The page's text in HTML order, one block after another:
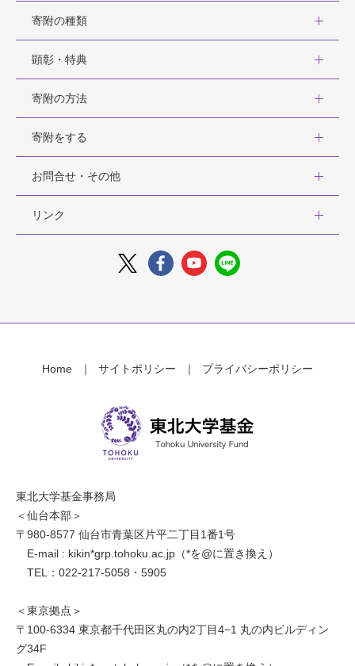
寄附の種類
顕彰・特典
寄附の方法
寄附をする
お問合せ・その他
リンク
Home サイトポリシー プライバシーポリシー
東北大学基金事務局
＜仙台本部＞
〒980-8577 仙台市青葉区片平二丁目1番1号
E-mail : kikin*grp.tohoku.ac.jp（*を@に置き換え）
TEL：022-217-5058・5905
＜東京拠点＞
〒100-6334 東京都千代田区丸の内2丁目4−1 丸の内ビルディン
グ34F